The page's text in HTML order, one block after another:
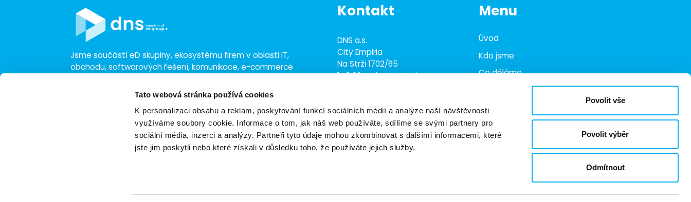
Tato webová stránka používá cookies
K personalizaci obsahu a reklam, poskytování funkcí sociálních médií a analýze naší návštěvnosti
využíváme soubory cookie. Informace o tom, jak náš web používáte, sdílíme se svými partnery pro
sociální média, inzerci a analýzy. Partneři tyto údaje mohou zkombinovat s dalšími informacemi, které
jste jim poskytli nebo které získali v důsledku toho, že používáte jejich služby.
Povolit vše
Povolit výběr
Odmítnout
Jsme součástí eD skupiny, ekosystému firem v oblasti IT,
obchodu, softwarových řešení, komunikace, e-commerce
a tržbami přesahujícími 16 miliard.
Kontakt
DNS a.s.
City Empiria
Na Strži 1702/65
140 00 Praha 4 - Nusle
dns@dns.cz
Menu
Úvod
Kdo jsme
Co děláme
Marketplace
Kariéra
Kontakty
Ochrana oznamovatelů